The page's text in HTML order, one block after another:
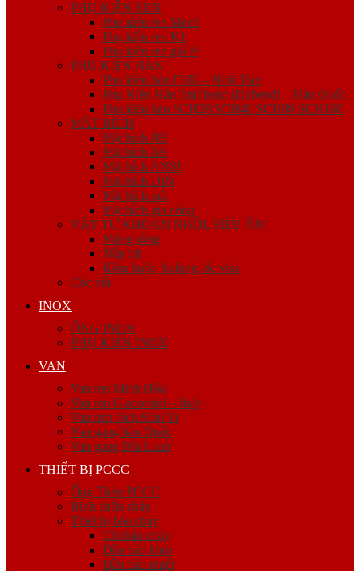
PHỤ KIỆN REN
Phụ kiện ren Mech
Phụ kiện ren K1
Phụ kiện ren giá rẻ
PHỤ KIỆN HÀN
Phụ kiện hàn FKK – Nhật Bản
Phụ Kiện Hàn Jinil bend (Dybend) – Hàn Quốc
Phụ kiện hàn SCH20 SCH40 SCH80 SCH160
MẶT BÍCH
Mặt bích JIS
Mặt bích BS
Mặt bích ANSI
Mặt bích DIN
Mặt bích mù
Mặt bích gia công
VẬT TƯ KHOAN NHỒI, SIÊU ÂM
Măng sông
Nắp bịt
Kẽm buộc, bulong, ốc viss
Cóc nối
INOX
ỐNG INOX
PHỤ KIỆN INOX
VAN
Van ren Minh Hòa
Van ren Giacomini – Italy
Van mặt bích Shin Yi
Van gang hàn Quốc
Van gang Đài Loan
THIẾT BỊ PCCC
Ống Thép PCCC
Bình chữa cháy
Thiết bị báo cháy
Còi báo cháy
Đầu báo khói
Đầu báo nhiệt